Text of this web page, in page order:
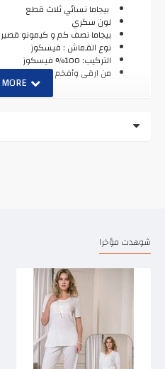
بيجاما نسائي ثلاث قطع
لون سكري
بيجاما نصف كم و كيمونو قصير
نوع القماش : فيسكوز
التركيب: 100% فيسكوز
من ارقى وأفخم الماركات
شوهدت مؤخرا